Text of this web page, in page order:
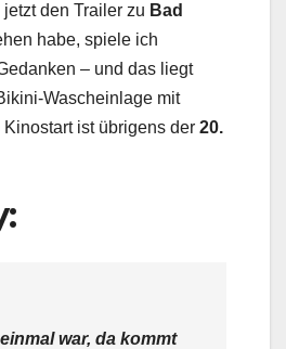
den Trailer zu Bad
habe, spiele ich
– und das liegt
Wascheinlage mit
ist übrigens der 20.
war, da kommt